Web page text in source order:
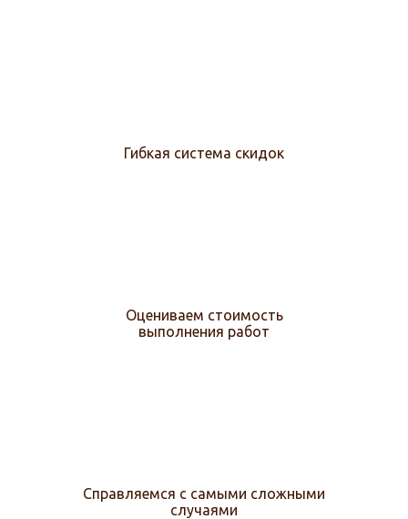
Гибкая система скидок
Оцениваем стоимость
выполнения работ
Справляемся с самыми сложными
случаями